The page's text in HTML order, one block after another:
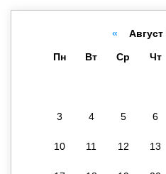
«
Пн Вт Ср Чт
3 4 5 6
10 11 12 13